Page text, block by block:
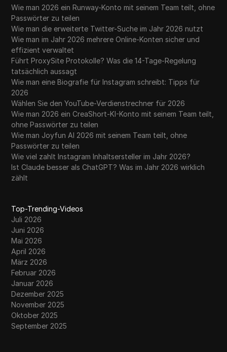
Wie man 2026 ein Runway-Konto mit seinem Team teilt, ohne
Passwörter zu teilen
Wie man die erweiterte Twitter-Suche im Jahr 2026 nutzt
Wie man im Jahr 2026 mehrere Online-Konten sicher und
effizient verwaltet
Führt ProxySite Protokolle? Was die 14-Tage-Regelung
tatsächlich aussagt
Wie man eine Biografie für Instagram schreibt: Tipps für
2026
Wählen Sie den YouTube-Verdienstrechner für 2026
Wie man 2026 ein CreaShort-KI-Konto mit seinem Team teilt,
ohne Passwörter zu teilen
Wie man Joyfun AI 2026 mit seinem Team teilt, ohne
Passwörter zu teilen
Wie viel zahlt Instagram Inhaltsersteller im Jahr 2026?
Ist Claude besser als ChatGPT? Was im Jahr 2026 wirklich
zählt
Top-Trending-Videos
Juli 2026
Juni 2026
Mai 2026
April 2026
März 2026
Februar 2026
Januar 2026
Dezember 2025
November 2025
Oktober 2025
September 2025